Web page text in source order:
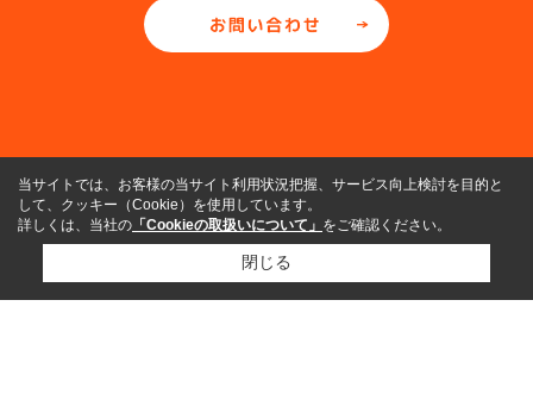
当サイトでは、お客様の当サイト利用状況把握、サービス向上検討を目的と
して、クッキー（Cookie）を使用しています。
詳しくは、当社の 「Cookieの取扱いについて」 をご確認ください。
閉じる